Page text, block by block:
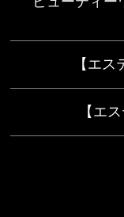
【エ
【エ